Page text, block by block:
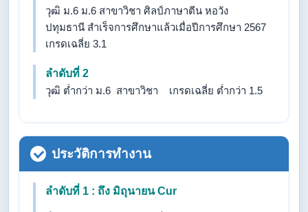
วุฒิ ม.6 ม.6 สาขาวิชา ศิลป์ภาษาตีน หอวัง
ปทุมธานี สำเร็จการศึกษาแล้วเมื่อปีการศึกษา 2567
เกรดเฉลี่ย 3.1
ลำดับที่ 2
วุฒิ ต่ำกว่า ม.6 สาขาวิชา เกรดเฉลี่ย ต่ำกว่า 1.5
ประวัติการทำงาน
ลำดับที่ 1 : ถึง มิถุนายน Cur